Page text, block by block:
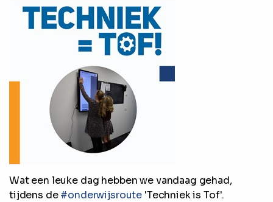
Wat een leuke dag hebben we vandaag gehad,
tijdens de #onderwijsroute 'Techniek is Tof'.